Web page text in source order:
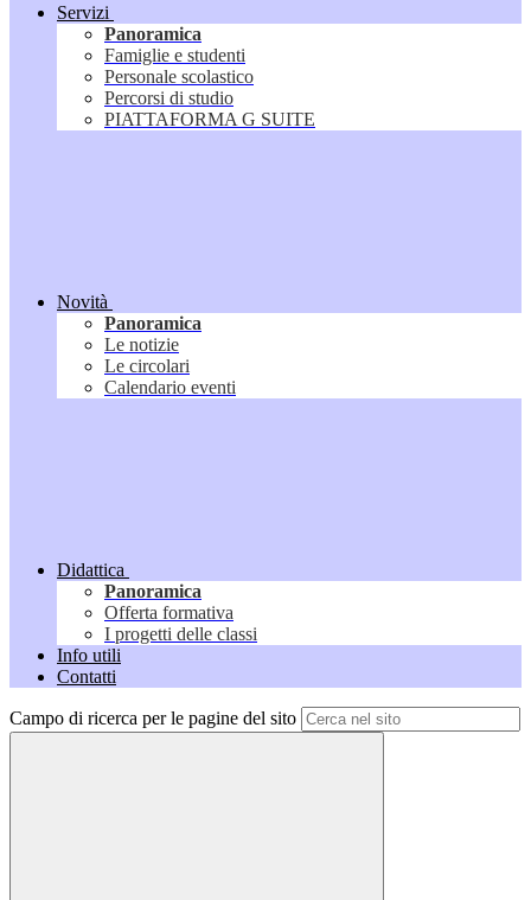
Servizi
Panoramica
Famiglie e studenti
Personale scolastico
Percorsi di studio
PIATTAFORMA G SUITE
Novità
Panoramica
Le notizie
Le circolari
Calendario eventi
Didattica
Panoramica
Offerta formativa
I progetti delle classi
Info utili
Contatti
Campo di ricerca per le pagine del sito